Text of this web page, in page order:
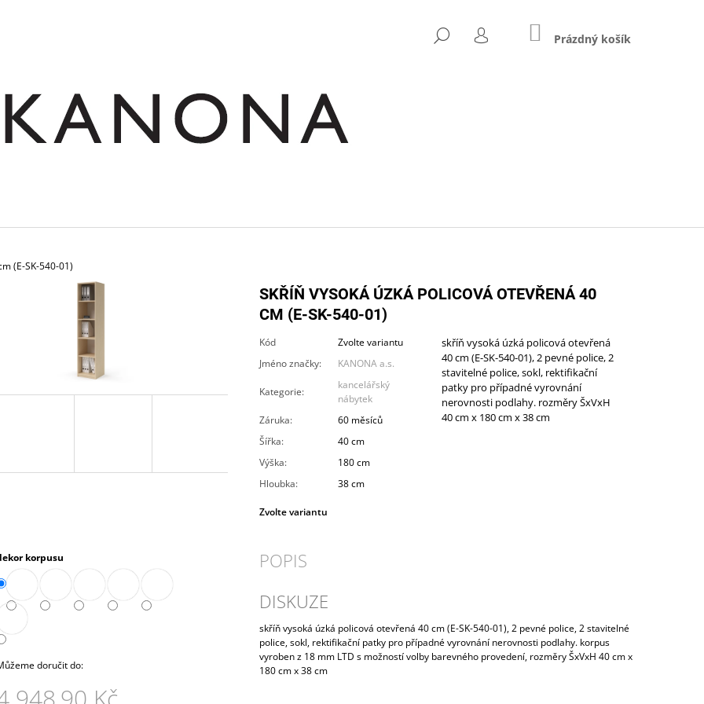
HLEDAT
PŘIHLÁŠENÍ
NÁKUPNÍ
KOŠÍK
Prázdný košík
(E-SK-540-01)
SKŘÍŇ VYSOKÁ ÚZKÁ POLICOVÁ OTEVŘENÁ 40
CM (E-SK-540-01)
Kód
Zvolte variantu
Jméno značky: KANONA a.s.
Kategorie:
kancelářský
nábytek
Záruka:
60 měsíců
Šířka:
40 cm
Výška:
180 cm
Hloubka: 38 cm
Zvolte variantu
skříň vysoká úzká policová otevřená
40 cm (E-SK-540-01), 2 pevné police, 2
stavitelné police, sokl, rektifikační
patky pro případné vyrovnání
nerovnosti podlahy. rozměry ŠxVxH
40 cm x 180 cm x 38 cm
korpusu
doručit do:
POPIS
DISKUZE
skříň vysoká úzká policová otevřená 40 cm (E-SK-540-01), 2 pevné police, 2 stavitelné
police, sokl, rektifikační patky pro případné vyrovnání nerovnosti podlahy. korpus
vyroben z 18 mm LTD s možností volby barevného provedení, rozměry ŠxVxH 40 cm x
180 cm x 38 cm
HLEDAT
Následující
SKŘÍŇ NÁSTAVNÁ ROHOVÁ OTEVŘENÁ
PRAVÁ 80 CM (E-SKN-280-ROH-P)
STŮL JEDNACÍ ROZŠÍŘENÝ (A-STJ-02)
10 272,90 Kč